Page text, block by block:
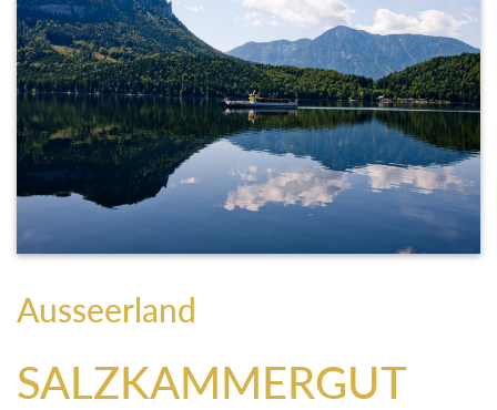
Ausseerland
SALZKAMMERGUT